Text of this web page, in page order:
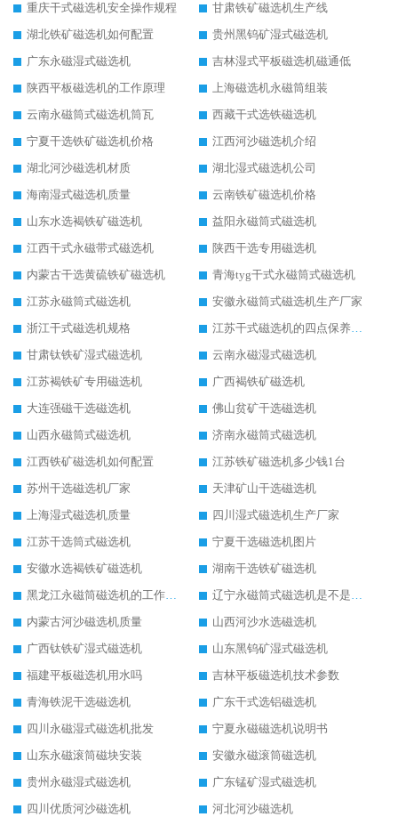
重庆干式磁选机安全操作规程
甘肃铁矿磁选机生产线
湖北铁矿磁选机如何配置
贵州黑钨矿湿式磁选机
广东永磁湿式磁选机
吉林湿式平板磁选机磁通低
陕西平板磁选机的工作原理
上海磁选机永磁筒组装
云南永磁筒式磁选机筒瓦
西藏干式选铁磁选机
宁夏干选铁矿磁选机价格
江西河沙磁选机介绍
湖北河沙磁选机材质
湖北湿式磁选机公司
海南湿式磁选机质量
云南铁矿磁选机价格
山东水选褐铁矿磁选机
益阳永磁筒式磁选机
江西干式永磁带式磁选机
陕西干选专用磁选机
内蒙古干选黄硫铁矿磁选机
青海tyg干式永磁筒式磁选机
江苏永磁筒式磁选机
安徽永磁筒式磁选机生产厂家
浙江干式磁选机规格
江苏干式磁选机的四点保养秘籍
甘肃钛铁矿湿式磁选机
云南永磁湿式磁选机
江苏褐铁矿专用磁选机
广西褐铁矿磁选机
大连强磁干选磁选机
佛山贫矿干选磁选机
山西永磁筒式磁选机
济南永磁筒式磁选机
江西铁矿磁选机如何配置
江苏铁矿磁选机多少钱1台
苏州干选磁选机厂家
天津矿山干选磁选机
上海湿式磁选机质量
四川湿式磁选机生产厂家
江苏干选筒式磁选机
宁夏干选磁选机图片
安徽水选褐铁矿磁选机
湖南干选铁矿磁选机
黑龙江永磁筒磁选机的工作原理
辽宁永磁筒式磁选机是不是强磁
内蒙古河沙磁选机质量
山西河沙水选磁选机
广西钛铁矿湿式磁选机
山东黑钨矿湿式磁选机
福建平板磁选机用水吗
吉林平板磁选机技术参数
青海铁泥干选磁选机
广东干式选铝磁选机
四川永磁湿式磁选机批发
宁夏永磁磁选机说明书
山东永磁滚筒磁块安装
安徽永磁滚筒磁选机
贵州永磁湿式磁选机
广东锰矿湿式磁选机
四川优质河沙磁选机
河北河沙磁选机